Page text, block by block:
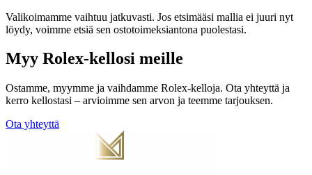
Valikoimamme vaihtuu jatkuvasti. Jos etsimääsi mallia ei juuri nyt
löydy, voimme etsiä sen ostotoimeksiantona puolestasi.
Myy Rolex-kellosi meille
Ostamme, myymme ja vaihdamme Rolex-kelloja. Ota yhteyttä ja
kerro kellostasi – arvioimme sen arvon ja teemme tarjouksen.
Ota yhteyttä